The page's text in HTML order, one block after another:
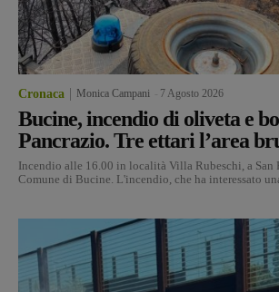
Cronaca Monica Campani 7 Agosto 2026
Bucine, incendio di oliveta e
Pancrazio. Tre ettari l’area
Incendio alle 16.00 in località Villa Rubeschi, a San
Comune di Bucine. L'incendio, che ha interessato